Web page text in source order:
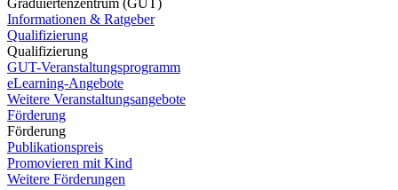
Graduiertenzentrum (GUT)
Informationen & Ratgeber
Qualifizierung
Qualifizierung
GUT-Veranstaltungsprogramm
eLearning-Angebote
Weitere Veranstaltungsangebote
Förderung
Förderung
Publikationspreis
Promovieren mit Kind
Weitere Förderungen